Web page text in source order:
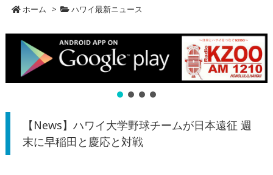
ホーム > ハワイ最新ニュース
【News】ハワイ大学野球チームが日本遠征 週
末に早稲田と慶応と対戦